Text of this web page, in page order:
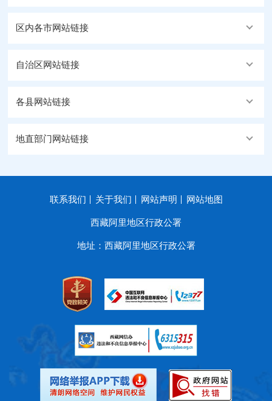
区内各市网站链接
自治区网站链接
各县网站链接
地直部门网站链接
联系我们 关于我们 网站声明 网站地图
西藏阿里地区行政公署
地址：西藏阿里地区行政公署